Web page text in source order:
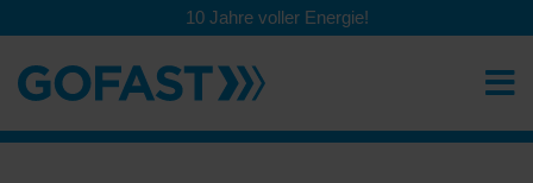
10 Jahre voller Energie!